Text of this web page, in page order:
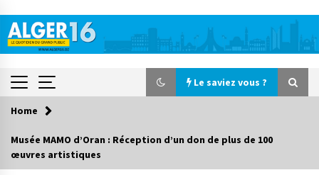
content
Le saviez vous ?
Le saviez vous ?
Home
Musée MAMO d’Oran : Réception d’un don de plus de 100
œuvres artistiques